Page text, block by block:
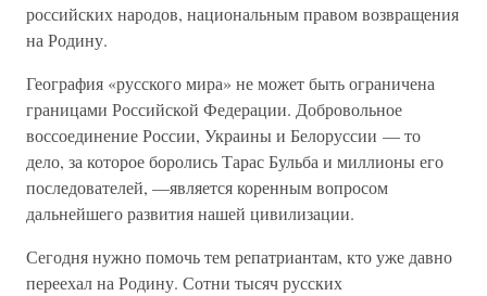
российских народов, национальным правом возвращения
на Родину.
География «русского мира» не может быть ограничена
границами Российской Федерации. Добровольное
воссоединение России, Украины и Белоруссии — то
дело, за которое боролись Тарас Бульба и миллионы его
последователей, —является коренным вопросом
дальнейшего развития нашей цивилизации.
Сегодня нужно помочь тем репатриантам, кто уже давно
переехал на Родину. Сотни тысяч русских